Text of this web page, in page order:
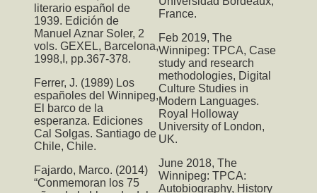
literario español de
1939. Edición de
Manuel Aznar Soler, 2
vols. GEXEL, Barcelona,
1998,I, pp.367-378.
Ferrer, J. (1989) Los
españoles del Winnipeg,
El barco de la
esperanza. Ediciones
Cal Solgas. Santiago de
Chile, Chile.
Fajardo, Marco. (2014)
“Conmemoran los 75
France.
Feb 2019, The
Winnipeg: TPCA, Case
study and research
methodologies, Digital
Culture Studies in
Modern Languages.
Royal Holloway
University of London,
UK.
June 2018, The
Winnipeg: TPCA:
Autobiography, History